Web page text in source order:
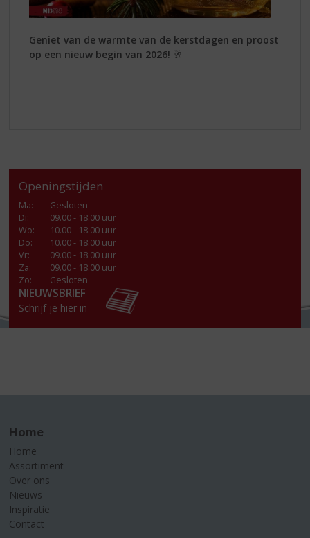
Geniet van de warmte van de kerstdagen en proost
op een nieuw begin van 2026! 🥂
Openingstijden
Ma:
Gesloten
Di:
09.00 - 18.00 uur
Wo:
10.00 - 18.00 uur
Do:
10.00 - 18.00 uur
Vr:
09.00 - 18.00 uur
Za:
09.00 - 18.00 uur
Zo:
Gesloten
NIEUWSBRIEF
Schrijf je hier in
Home
Home
Assortiment
Over ons
Nieuws
Inspiratie
Contact